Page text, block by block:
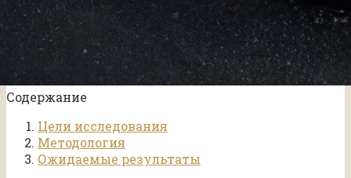
Содержание
Цели исследования
Методология
Ожидаемые результаты